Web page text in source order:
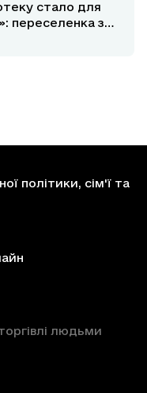
стало для
переселенка з
політики, сім'ї та
людьми